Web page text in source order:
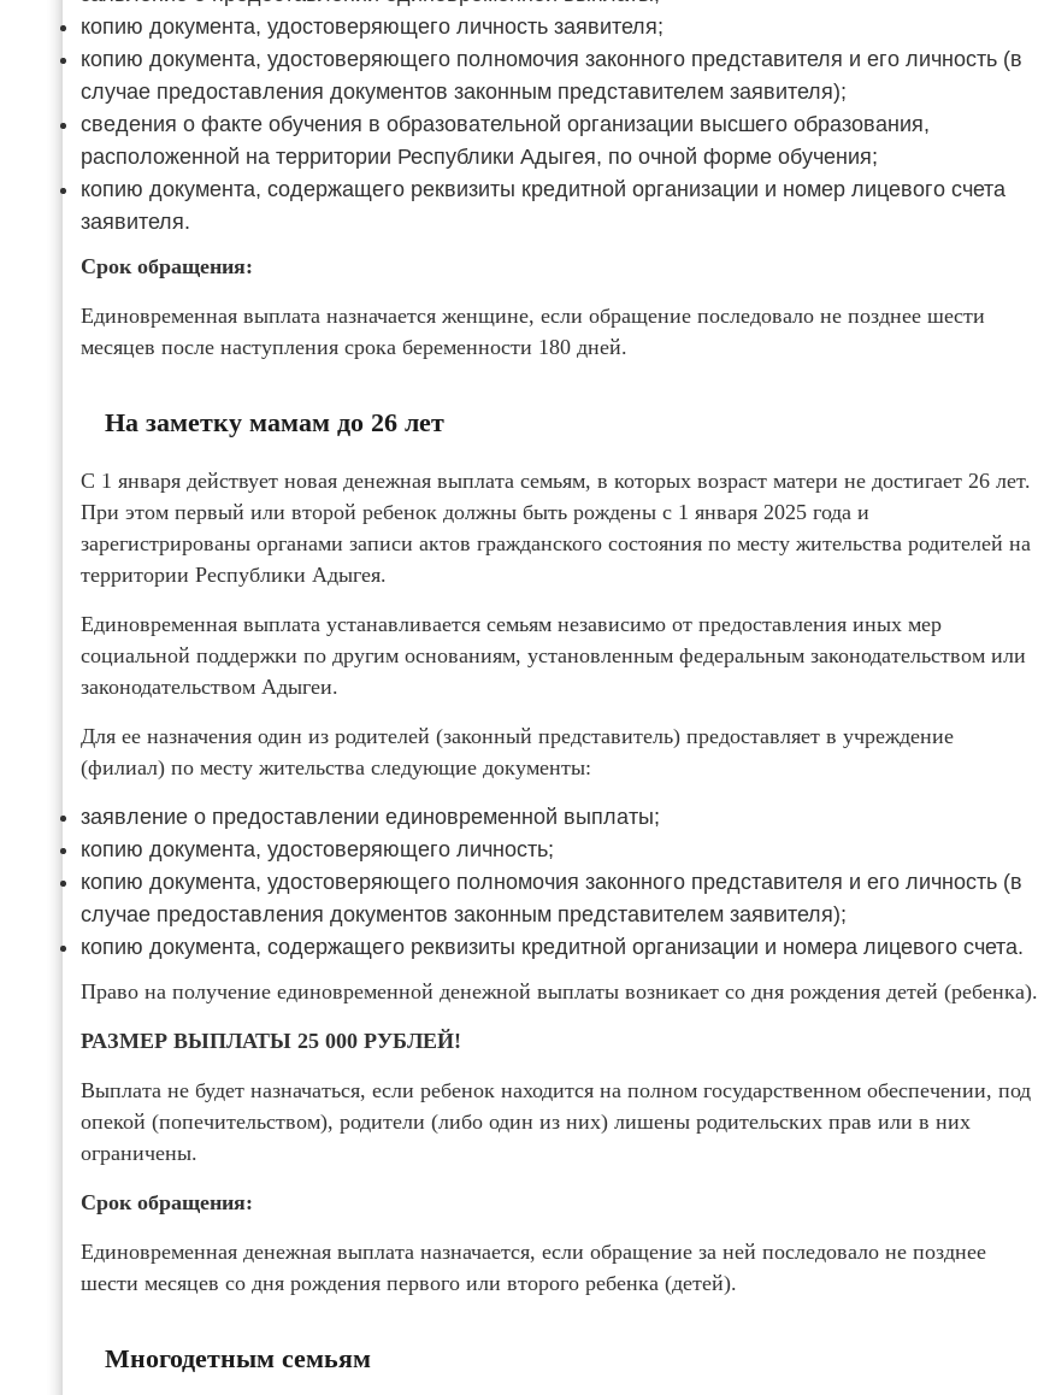
копию документа, удостоверяющего личность заявителя;
копию документа, удостоверяющего полномочия законного представителя и его личность (в
случае предоставления документов законным представителем заявителя);
сведения о факте обучения в образовательной организации высшего образования,
расположенной на территории Республики Адыгея, по очной форме обучения;
копию документа, содержащего реквизиты кредитной организации и номер лицевого счета
заявителя.
Срок обращения:
Единовременная выплата назначается женщине, если обращение последовало не позднее шести
месяцев после наступления срока беременности 180 дней.
На заметку мамам до 26 лет
С 1 января действует новая денежная выплата семьям, в которых возраст матери не достигает 26 лет.
При этом первый или второй ребенок должны быть рождены с 1 января 2025 года и
зарегистрированы органами записи актов гражданского состояния по месту жительства родителей на
территории Республики Адыгея.
Единовременная выплата устанавливается семьям независимо от предоставления иных мер
социальной поддержки по другим основаниям, установленным федеральным законодательством или
законодательством Адыгеи.
Для ее назначения один из родителей (законный представитель) предоставляет в учреждение
(филиал) по месту жительства следующие документы:
заявление о предоставлении едино­временной выплаты;
копию документа, удостоверяющего личность;
копию документа, удостоверяющего полномочия законного представителя и его личность (в
случае предоставления документов законным представителем заявителя);
копию документа, содержащего реквизиты кредитной организации и номера лицевого счета.
Право на получение единовременной денежной выплаты возникает со дня рождения детей (ребенка).
РАЗМЕР ВЫПЛАТЫ 25 000 РУБЛЕЙ!
Выплата не будет назначаться, если ребенок находится на полном государственном обеспечении, под
опекой (попечительством), родители (либо один из них) лишены родительских прав или в них
ограничены.
Срок обращения:
Единовременная денежная выплата назначается, если обращение за ней последовало не позднее
шести месяцев со дня рождения первого или второго ребенка (детей).
Многодетным семьям